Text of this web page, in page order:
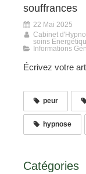
souffrances
22 Mai 2025
Cabinet
soins
Informations
Écrivez votre
peur
hypnose
Catégories